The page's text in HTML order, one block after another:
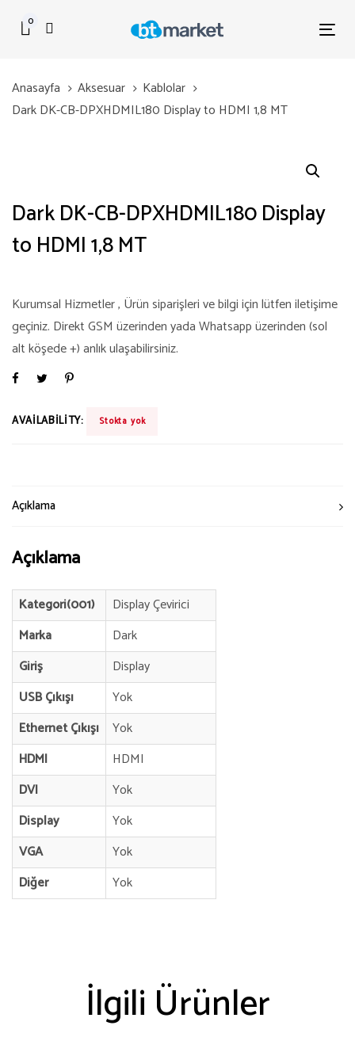
Skip
0
Anasayfa
Aksesuar
Kablolar
Dark DK-CB-DPXHDMIL180 Display to HDMI 1,8 MT
Dark DK-CB-DPXHDMIL180 Display
to HDMI 1,8 MT
Kurumsal Hizmetler , Ürün siparişleri ve bilgi için lütfen iletişime
geçiniz. Direkt GSM üzerinden yada Whatsapp üzerinden (sol
alt köşede +) anlık ulaşabilirsiniz.
AVAILABILITY: Stokta yok
Açıklama
Açıklama
Kategori(001)
Display Çevirici
Marka
Dark
Giriş
Display
USB Çıkışı
Yok
Ethernet Çıkışı
Yok
HDMI
HDMI
DVI
Yok
Display
Yok
VGA
Yok
Diğer
Yok
İlgili Ürünler